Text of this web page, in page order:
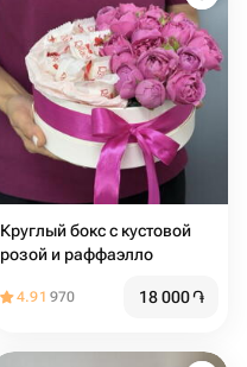
Круглый бокс с кустовой
розой и раффаэлло
4.91 970 18 000֏